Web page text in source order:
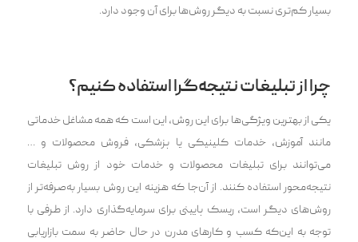
بسیار کم‌تری نسبت به دیگر روش‌ها برای آن وجود دارد.
چرا از تبلیغات نتیجه‌گرا استفاده کنیم؟
یکی از بهترین ویژگی‌ها برای این روش، این است که همه مشاغل خدماتی
مانند آموزش، خدمات کلینیکی یا پزشکی، فروش محصولات و …
می‌توانند برای تبلیغات محصولات و خدمات خود از روش تبلیغات
‌‌نتیجه‌محور استفاده کنند. از آن‌جا که هزینه این روش بسیار به‌صرفه‌‌تر از
روش‌های دیگر است، ریسک پایینی برای سرمایه‌گذاری دارد. از طرفی با
توجه به این‌که کسب و کارهای مدرن در حال حاضر به سمت بازاریابی